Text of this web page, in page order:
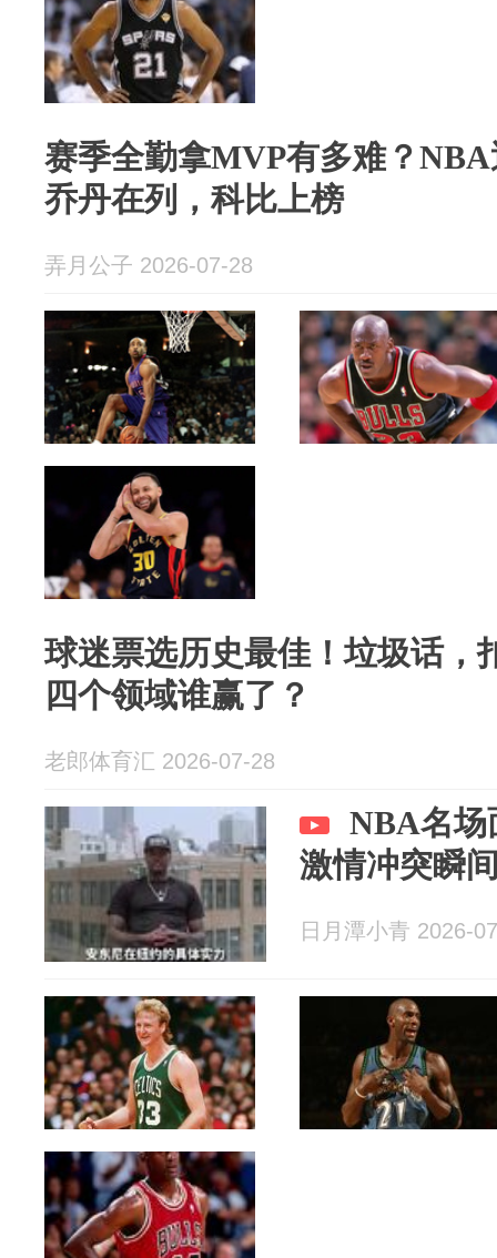
赛季全勤拿MVP有多难？
乔丹在列，科比上榜
弄月公子 2026-07-28
球迷票选历史最佳！垃圾话，
四个领域谁赢了？
老郎体育汇 2026-07-28
NBA名场
激情冲突瞬
日月潭小青 2026-